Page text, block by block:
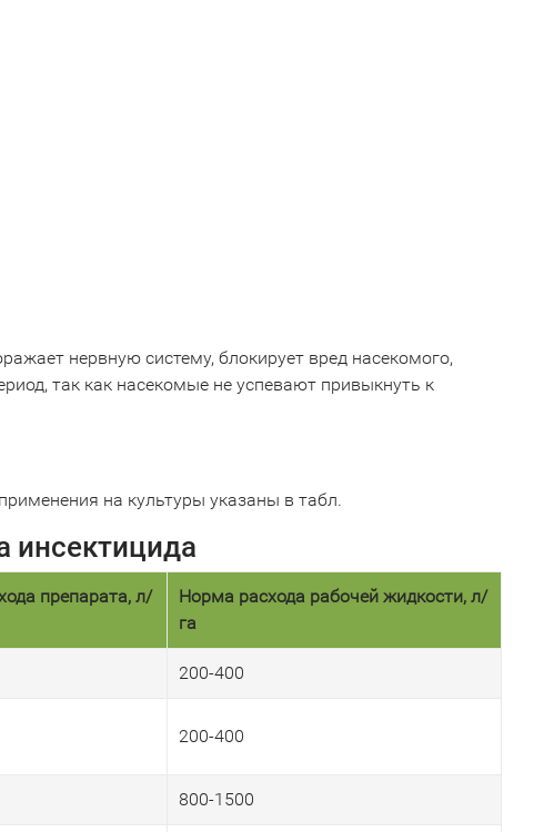
нервную систему, блокирует вред насекомого,
так как насекомые не успевают привыкнуть к
на культуры указаны в табл.
инсектицида
препарата, л/
Норма расхода рабочей жидкости, л/
га
200-400
200-400
800-1500